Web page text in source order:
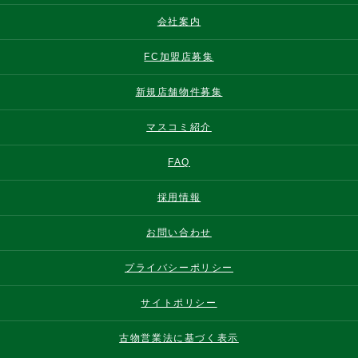
会社案内
FC加盟店募集
新規店舗物件募集
マスコミ紹介
FAQ
採用情報
お問い合わせ
プライバシーポリシー
サイトポリシー
古物営業法に基づく表示